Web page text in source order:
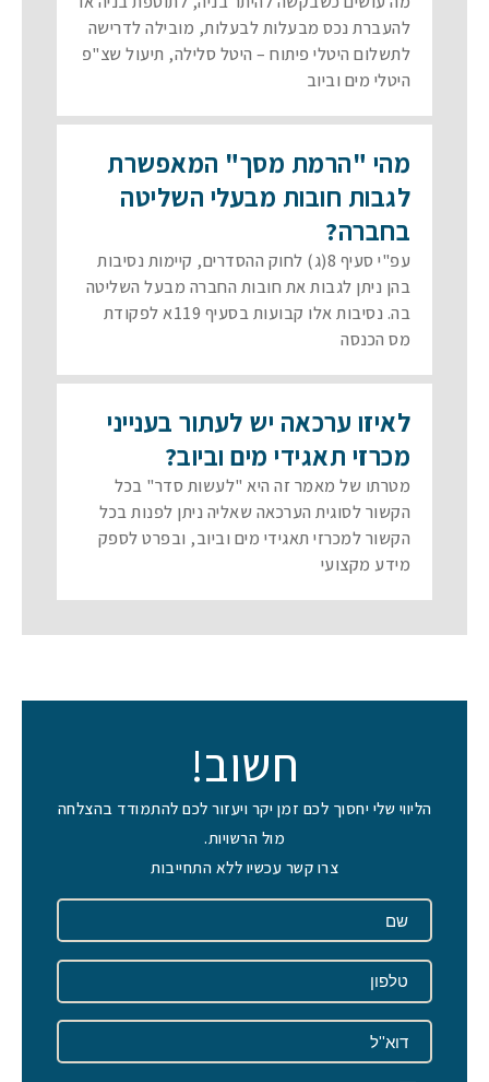
להעברת נכס מבעלות לבעלות, מובילה לדרישה
לתשלום היטלי פיתוח – היטל סלילה, תיעול שצ"פ
היטלי מים וביוב
מהי "הרמת מסך" המאפשרת
לגבות חובות מבעלי השליטה
בחברה?
עפ"י סעיף 8(ג) לחוק ההסדרים, קיימות נסיבות
בהן ניתן לגבות את חובות החברה מבעל השליטה
בה. נסיבות אלו קבועות בסעיף 119א לפקודת
מס הכנסה
לאיזו ערכאה יש לעתור בענייני
מכרזי תאגידי מים וביוב?
מטרתו של מאמר זה היא "לעשות סדר" בכל
הקשור לסוגית הערכאה שאליה ניתן לפנות בכל
הקשור למכרזי תאגידי מים וביוב, ובפרט לספק
מידע מקצועי
חשוב!
הליווי שלי יחסוך לכם זמן יקר ויעזור לכם להתמודד בהצלחה
מול הרשויות.
צרו קשר עכשיו ללא התחייבות